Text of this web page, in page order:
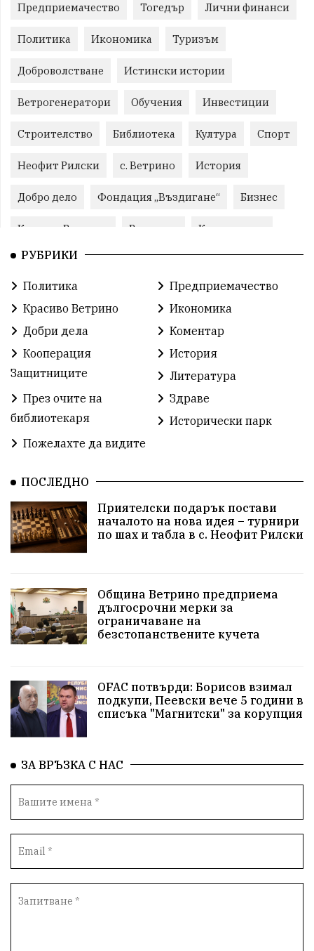
Предприемачество Тогедър Лични финанси
Политика Икономика Туризъм
Доброволстване Истински истории
Ветрогенератори Обучения Инвестиции
Строителство Библиотека Култура Спорт
Неофит Рилски с. Ветрино История
Добро дело Фондация „Въздигане“ Бизнес
Красиво Ветрино Развитие Криминално
Фондация Въздигане
Автосъбитие Празници Розариумът
Партия "Величие" Здраве
СУ „Христо Ботев“ – Ветрино Вълчи дол
Свят
Предстоящи Доброволчески дейности
Забавления Второ българско царство
Храна от село Лична инициатива
Здравословно Изкуство Заедно за България
Актуално Образователно
Красиво Ветрино защитниците
Детски лагер Вяра Евроатлантизъм
Народно читалище Изобразително изкуство
български художници
Семейство Новости Български Юнак
Възстановки
РУБРИКИ
Политика
Предприемачество
Красиво Ветрино
Икономика
Добри дела
Коментар
Кооперация
Защитниците
История
Литература
През очите на
библиотекаря
Здраве
Исторически парк
Пожелахте да видите
ПОСЛЕДНО
Приятелски подарък постави
началото на нова идея – турнири
по шах и табла в с. Неофит Рилски
Община Ветрино предприема
дългосрочни мерки за
ограничаване на
безстопанствените кучета
OFAC потвърди: Борисов взимал
подкупи, Пеевски вече 5 години в
списъка "Магнитски" за корупция
ЗА ВРЪЗКА С НАС